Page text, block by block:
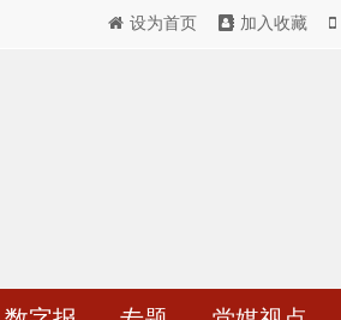
设为首页 加入收藏